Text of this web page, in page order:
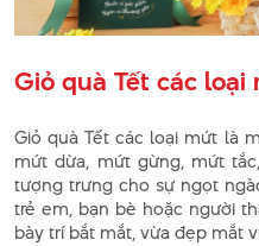
Giỏ quà Tết các loại
Giỏ quà Tết các loại mứt là
mứt dừa, mứt gừng, mứt
tượng trưng cho sự ngọt
trẻ em, bạn bè hoặc người
bày trí bắt mắt, vừa đẹp mắt